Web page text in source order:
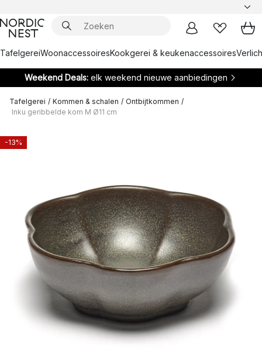
TafelgereiWoonaccessoiresKookgerei & keukenaccessoires
Weekend Deals: elk weekend nieuwe aanbiedingen
Tafelgerei / Kommen & schalen / Ontbijtkommen /
Inku geribbelde kom M Ø11 cm
-13%